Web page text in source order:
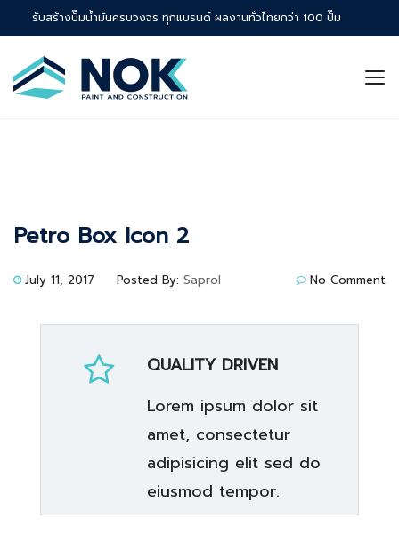
รับสร้างปั๊มน้ำมันครบวงจร ทุกแบรนด์ ผลงานทั่วไทยกว่า 100 ปั๊ม
Petro Box Icon 2
July 11, 2017 Posted By: Saprol No Comment
QUALITY DRIVEN
Lorem ipsum dolor sit
amet, consectetur
adipisicing elit sed do
eiusmod tempor.